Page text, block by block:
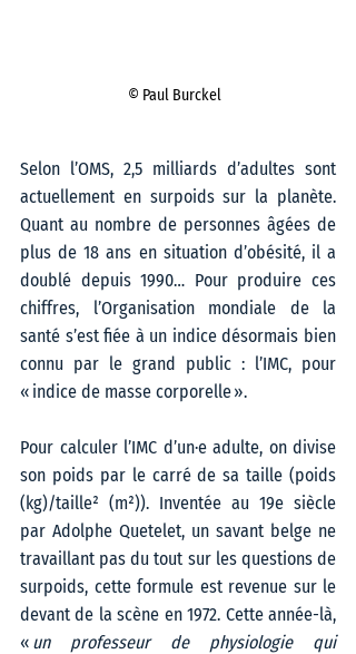
© Paul Burckel
Selon l’OMS, 2,5 milliards d’adultes sont
actuellement en surpoids sur la planète.
Quant au nombre de personnes âgées de
plus de 18 ans en situation d’obésité, il a
doublé depuis 1990… Pour produire ces
chiffres, l’Organisation mondiale de la
santé s’est fiée à un indice désormais bien
connu par le grand public : l’IMC, pour
« indice de masse corporelle ».
Pour calculer l’IMC d’un·e adulte, on divise
son poids par le carré de sa taille (poids
(kg)/taille² (m²)). Inventée au 19e siècle
par Adolphe Quetelet, un savant belge ne
travaillant pas du tout sur les questions de
surpoids, cette formule est revenue sur le
devant de la scène en 1972. Cette année-là,
« un professeur de physiologie qui